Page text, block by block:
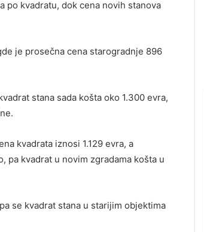
po kvadratu, dok cena novih stanova
je prosečna cena starogradnje 896
stana sada košta oko 1.300 evra,
kvadrata iznosi 1.129 evra, a
pa kvadrat u novim zgradama košta u
se kvadrat stana u starijim objektima